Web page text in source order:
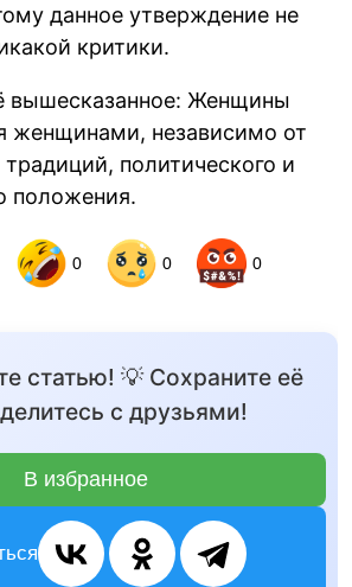
данное утверждение не
критики.
вышесказанное: Женщины
женщинами, независимо от
политического и
положения.
0 0 0
статью! 💡 Сохраните её
с друзьями!
В избранное